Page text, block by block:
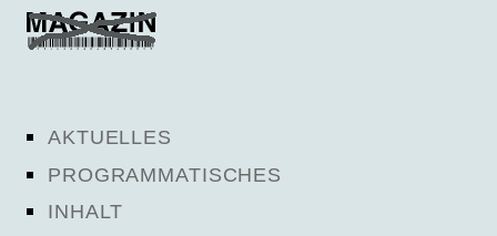
AKTUELLES
PROGRAMMATISCHES
INHALT